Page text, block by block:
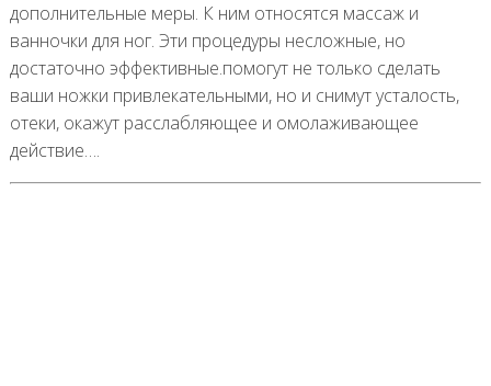
дополнительные меры. К ним относятся массаж и
ванночки для ног. Эти процедуры несложные, но
достаточно эффективные.помогут не только сделать
ваши ножки привлекательными, но и снимут усталость,
отеки, окажут расслабляющее и омолаживающее
действие….